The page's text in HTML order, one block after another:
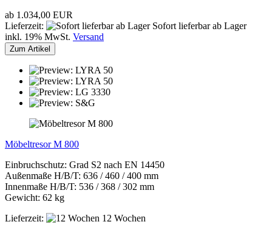
ab 1.034,00 EUR
Lieferzeit:
Sofort lieferbar ab Lager
inkl. 19% MwSt. Versand
Zum Artikel
Möbeltresor M 800
Einbruchschutz: Grad S2 nach EN 14450
Außenmaße H/B/T: 636 / 460 / 400 mm
Innenmaße H/B/T: 536 / 368 / 302 mm
Gewicht: 62 kg
Lieferzeit:
12 Wochen